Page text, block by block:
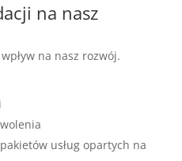
na nasz
na nasz rozwój.
usług opartych na